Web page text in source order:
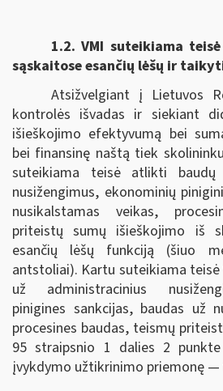
1.2. VMI suteikiama
sąskaitose esančių lėšų ir
Atsižvelgiant į Lietuvos
kontrolės išvadas ir siekiant
išieškojimo efektyvumą bei
bei finansinę naštą tiek
suteikiama teisė atlikti baudų
nusižengimus, ekonominių
nusikalstamas veikas,
priteistų sumų išieškojimo iš
esančių lėšų funkciją (šiuo
antstoliai). Kartu suteikiama teisė
už administracinius
pinigines sankcijas, baudas už
procesines baudas, teismų
95 straipsnio 1 dalies 2
įvykdymo užtikrinimo priemonę